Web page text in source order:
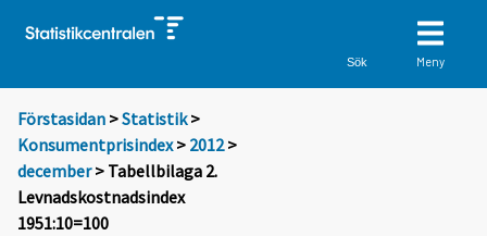
Sök Meny
Förstasidan >Statistik >
Konsumentprisindex> 2012>
december> Tabellbilaga 2.
Levnadskostnadsindex
1951:10=100